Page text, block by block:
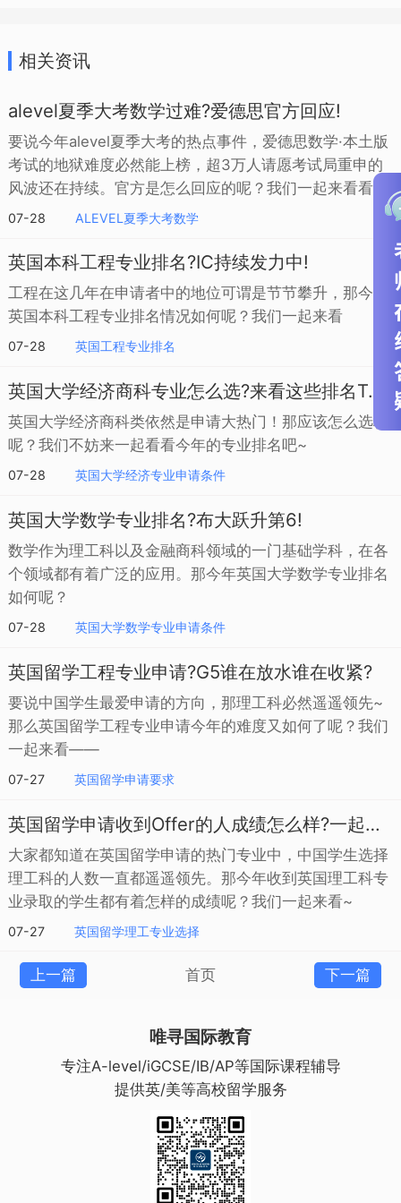
相关资讯
alevel夏季大考数学过难?爱德思官方回应!
要说今年alevel夏季大考的热点事件，爱德思数学·本土版
考试的地狱难度必然能上榜，超3万人请愿考试局重申的
风波还在持续。官方是怎么回应的呢？我们一起来看看~
07-28 ALEVEL夏季大考数学
英国本科工程专业排名?IC持续发力中!
工程在这几年在申请者中的地位可谓是节节攀升，那今年
英国本科工程专业排名情况如何呢？我们一起来看
07-28 英国工程专业排名
英国大学经济商科专业怎么选?来看这些排名TOP的学校
英国大学经济商科类依然是申请大热门！那应该怎么选校
呢？我们不妨来一起看看今年的专业排名吧~
07-28 英国大学经济专业申请条件
英国大学数学专业排名?布大跃升第6!
数学作为理工科以及金融商科领域的一门基础学科，在各
个领域都有着广泛的应用。那今年英国大学数学专业排名
如何呢？
07-28 英国大学数学专业申请条件
英国留学工程专业申请?G5谁在放水谁在收紧?
要说中国学生最爱申请的方向，那理工科必然遥遥领先~
那么英国留学工程专业申请今年的难度又如何了呢？我们
一起来看——
07-27 英国留学申请要求
英国留学申请收到Offer的人成绩怎么样?一起来看
大家都知道在英国留学申请的热门专业中，中国学生选择
理工科的人数一直都遥遥领先。那今年收到英国理工科专
业录取的学生都有着怎样的成绩呢？我们一起来看~
07-27 英国留学理工专业选择
上一篇 首页 下一篇
唯寻国际教育
专注A-level/iGCSE/IB/AP等国际课程辅导
提供英/美等高校留学服务